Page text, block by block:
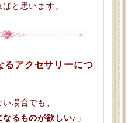
と思います。
アクセサリーにつ
場合でも、
るものが欲しい♪」